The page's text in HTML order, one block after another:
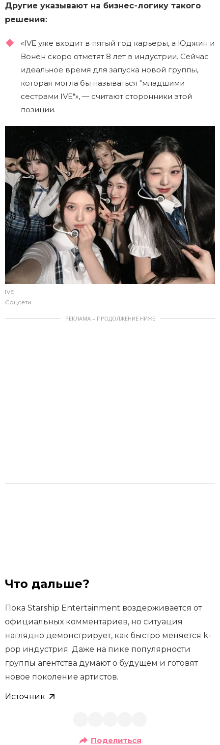
Другие указывают на бизнес-логику такого
решения:
«IVE уже входит в пятый год карьеры, а Юджин и
Вонён скоро отметят 8 лет в индустрии. Сейчас
идеальное время для запуска новой группы,
которая могла бы называться "младшими
сестрами IVE"», — считают сторонники этой
позиции.
IVE
Соцсети
РЕКЛАМА – ПРОДОЛЖЕНИЕ НИЖЕ
Что дальше?
Пока Starship Entertainment воздерживается от
официальных комментариев, но ситуация
наглядно демонстрирует, как быстро меняется k-
pop индустрия. Даже на пике популярности
группы агентства думают о будущем и готовят
новое поколение артистов.
Источник
Поделиться